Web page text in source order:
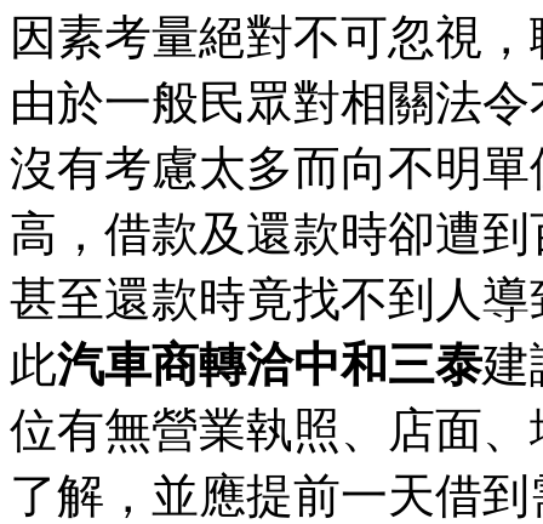
因素考量絕對不可忽視
由於一般民眾對相關法
沒有考慮太多而向不明
高，借款及還款時卻遭
甚至還款時竟找不到人
此汽車商轉洽中和三泰建
位有無營業執照、店面
了解，並應提前一天借